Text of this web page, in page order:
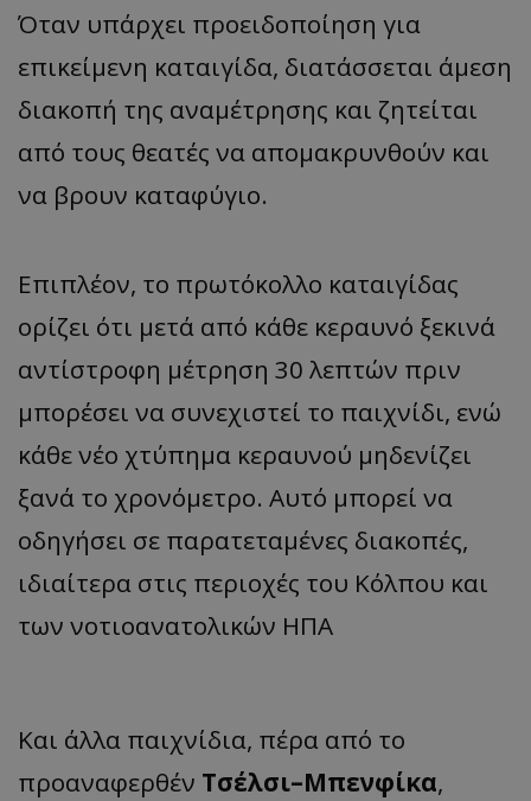
Όταν υπάρχει προειδοποίηση για
επικείμενη καταιγίδα, διατάσσεται άμεση
διακοπή της αναμέτρησης και ζητείται
από τους θεατές να απομακρυνθούν και
να βρουν καταφύγιο.
Επιπλέον, το πρωτόκολλο καταιγίδας
ορίζει ότι μετά από κάθε κεραυνό ξεκινά
αντίστροφη μέτρηση 30 λεπτών πριν
μπορέσει να συνεχιστεί το παιχνίδι, ενώ
κάθε νέο χτύπημα κεραυνού μηδενίζει
ξανά το χρονόμετρο. Αυτό μπορεί να
οδηγήσει σε παρατεταμένες διακοπές,
ιδιαίτερα στις περιοχές του Κόλπου και
των νοτιοανατολικών ΗΠΑ
Και άλλα παιχνίδια, πέρα από το
προαναφερθέν Τσέλσι–Μπενφίκα,